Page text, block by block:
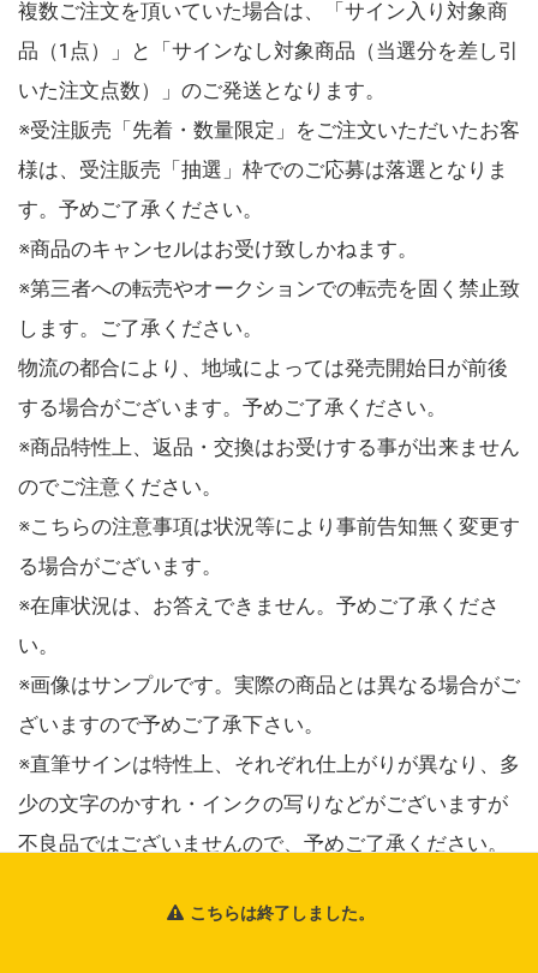
複数ご注文を頂いていた場合は、「サイン入り対象商
品（1点）」と「サインなし対象商品（当選分を差し引
いた注文点数）」のご発送となります。
※受注販売「先着・数量限定」をご注文いただいたお客
様は、受注販売「抽選」枠でのご応募は落選となりま
す。予めご了承ください。
※商品のキャンセルはお受け致しかねます。
※第三者への転売やオークションでの転売を固く禁止致
します。ご了承ください。
物流の都合により、地域によっては発売開始日が前後
する場合がございます。予めご了承ください。
※商品特性上、返品・交換はお受けする事が出来ません
のでご注意ください。
※こちらの注意事項は状況等により事前告知無く変更す
る場合がございます。
※在庫状況は、お答えできません。予めご了承くださ
い。
※画像はサンプルです。実際の商品とは異なる場合がご
ざいますので予めご了承下さい。
※直筆サインは特性上、それぞれ仕上がりが異なり、多
少の文字のかすれ・インクの写りなどがございますが
不良品ではございませんので、予めご了承ください。
こちらは終了しました。